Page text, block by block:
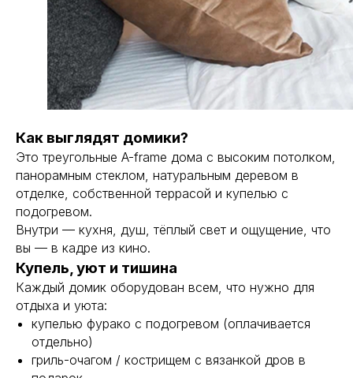
Как выглядят домики?
Это треугольные A-frame дома с высоким потолком,
панорамным стеклом, натуральным деревом в
отделке, собственной террасой и купелью с
подогревом.
Внутри — кухня, душ, тёплый свет и ощущение, что
вы — в кадре из кино.
Купель, уют и тишина
Каждый домик оборудован всем, что нужно для
отдыха и уюта:
купелью фурако с подогревом (оплачивается
отдельно)
гриль-очагом / кострищем с вязанкой дров в